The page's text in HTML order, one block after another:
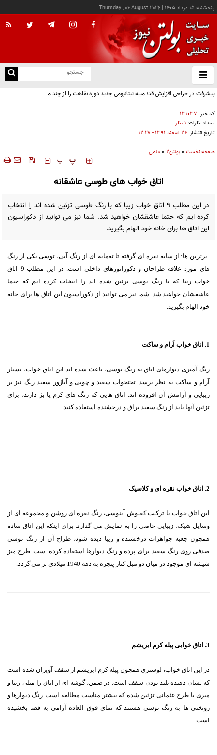
پنجشنبه ۱۵ مرداد ۱۴۰۵ |
Thursday , 06 August 2026
باز
و
پیشرفت در جراحی افزایش قد؛ میله تیتانیومی جدید دوره نقاهت را از چند ماه به چند هفته
کاهش می‌دهد
کد خبر: ۱۳۱۰۳۷
تعداد نظرات: ۱ نظر
تاریخ انتشار: ۲۴ اسفند ۱۳۹۱ - ۱۲:۲۸
صفحه نخست »بولتن2 »علمی
‍‍‍ پ پ
اتاق خواب های طوسی عاشقانه
در این مطلب 9 اتاق خواب زیبا که با رنگ طوسی تزئین شده اند را انتخاب
کرده ایم که حتما عاشقشان خواهید شد. شما نیز می توانید از دکوراسیون
این اتاق ها برای خانه خود الهام بگیرید.
برترین ها: از سایه نقره ای گرفته تا ته‌مایه ای از رنگ آبی، توسی یکی از رنگ
های مورد علاقه طراحان و دکوراتورهای داخلی است. در این مطلب 9 اتاق
خواب زیبا که با رنگ توسی تزئین شده اند را انتخاب کرده ایم که حتما
عاشقشان خواهید شد. شما نیز می توانید از دکوراسیون این اتاق ها برای خانه
خود الهام بگیرید.
1. اتاق خواب آرام و ساکت
رنگ آمیزی دیوارهای اتاق به رنگ توسی، باعث شده اند این اتاق خواب، بسیار
آرام و ساکت به نظر برسد. تختخواب سفید و چوبی و آباژور سفید رنگ نیز بر
زیبایی و آرامش آن افزوده اند. اتاق هایی که رنگ های کرم یا بژ دارند، برای
تزئین آنها باید از رنگ سفید براق و درخشنده استفاده کنید.
2. اتاق خواب نقره ای و کلاسیک
این اتاق خواب با ترکیب کفپوش آبنوسی، رنگ نقره ای روشن و مجموعه ای از
وسایل شیک، زیبایی خاصی را به نمایش می گذارد. برای اینکه این اتاق ساده
همچون جعبه جواهرات درخشنده و زیبا دیده شود، طراح آن از رنگ توسی
صدفی روی رنگ سفید برای پرده و رنگ دیوارها استفاده کرده است. طرح میز
شیشه ای موجود در میان دو مبل کنار پنجره به دهه 1940 میلادی بر می گردد.
3. اتاق خوابی پیله کرم ابریشم
در این اتاق خواب، لوستری همچون پیله کرم ابریشم از سقف آویزان شده است
که نشان دهنده بلند بودن سقف است. در ضمن، گوشه ای از اتاق را مبلی زیبا و
میزی با طرح عثمانی تزئین شده که بیشتر مناسب مطالعه است. رنگ دیوارها و
روتختی ها به رنگ توسی هستند که نمای فوق العاده آرامی به فضا بخشیده
است.